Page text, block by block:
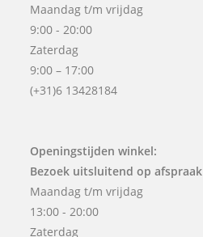
Maandag t/m vrijdag
9:00 - 20:00
Zaterdag
9:00 – 17:00
(+31)6 13428184
Openingstijden winkel:
Bezoek uitsluitend op afspraak
Maandag t/m vrijdag
13:00 - 20:00
Zaterdag